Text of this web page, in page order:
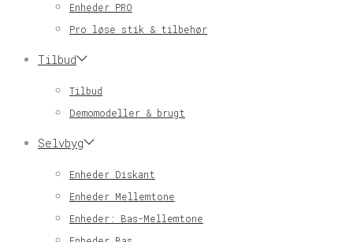
Enheder PRO
Pro løse stik & tilbehør
Tilbud
Tilbud
Demomodeller & brugt
Selvbyg
Enheder Diskant
Enheder Mellemtone
Enheder: Bas-Mellemtone